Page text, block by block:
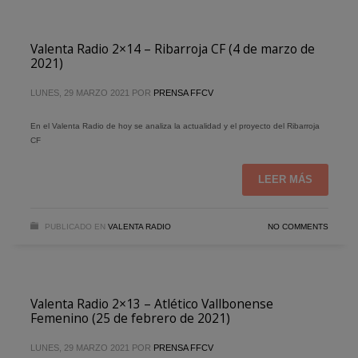
Valenta Radio 2×14 – Ribarroja CF (4 de marzo de
2021)
LUNES, 29 MARZO 2021 POR PRENSA FFCV
En el Valenta Radio de hoy se analiza la actualidad y el proyecto del Ribarroja
CF
LEER MÁS
PUBLICADO EN VALENTA RADIO NO COMMENTS
Valenta Radio 2×13 – Atlético Vallbonense
Femenino (25 de febrero de 2021)
LUNES, 29 MARZO 2021 POR PRENSA FFCV